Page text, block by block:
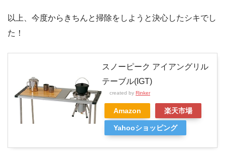
以上、今度からきちんと掃除をしようと決心したシキでし
た！
スノーピーク アイアングリル
テーブル(IGT)
created by Rinker
Amazon 楽天市場
Yahooショッピング